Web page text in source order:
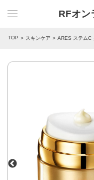
RFオン
TOP スキンケア ARES ステムC